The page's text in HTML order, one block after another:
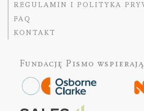
REGULAMIN I POLITYKA
FAQ
KONTAKT
Fundację Pismo